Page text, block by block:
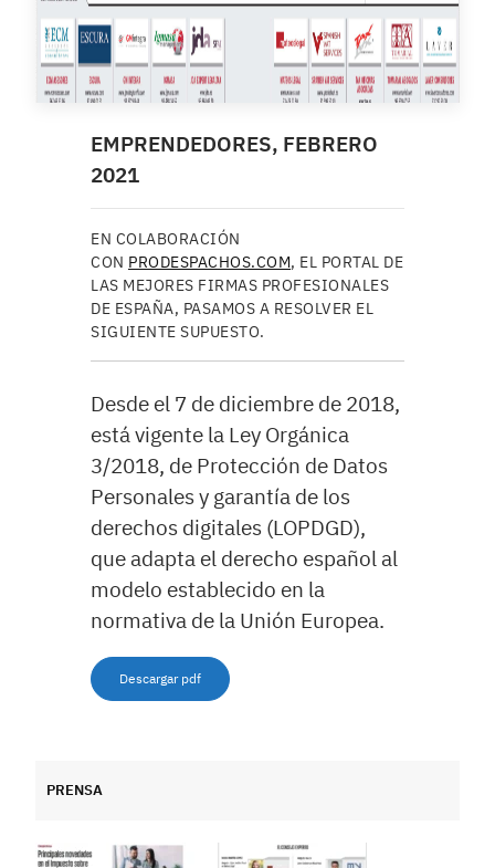
EMPRENDEDORES, FEBRERO
2021
EN COLABORACIÓN
CON PRODESPACHOS.COM, EL PORTAL DE
LAS MEJORES FIRMAS PROFESIONALES
DE ESPAÑA, PASAMOS A RESOLVER EL
SIGUIENTE SUPUESTO.
Desde el 7 de diciembre de 2018,
está vigente la Ley Orgánica
3/2018, de Protección de Datos
Personales y garantía de los
derechos digitales (LOPDGD),
que adapta el derecho español al
modelo establecido en la
normativa de la Unión Europea.
Descargar pdf
PRENSA